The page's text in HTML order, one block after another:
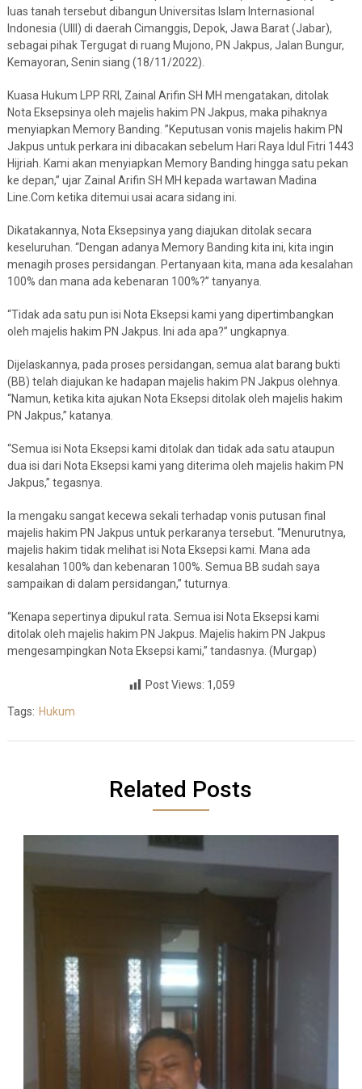
luas tanah tersebut dibangun Universitas Islam Internasional
Indonesia (UIII) di daerah Cimanggis, Depok, Jawa Barat (Jabar),
sebagai pihak Tergugat di ruang Mujono, PN Jakpus, Jalan Bungur,
Kemayoran, Senin siang (18/11/2022).
Kuasa Hukum LPP RRI, Zainal Arifin SH MH mengatakan, ditolak
Nota Eksepsinya oleh majelis hakim PN Jakpus, maka pihaknya
menyiapkan Memory Banding. ”Keputusan vonis majelis hakim PN
Jakpus untuk perkara ini dibacakan sebelum Hari Raya Idul Fitri 1443
Hijriah. Kami akan menyiapkan Memory Banding hingga satu pekan
ke depan,” ujar Zainal Arifin SH MH kepada wartawan Madina
Line.Com ketika ditemui usai acara sidang ini.
Dikatakannya, Nota Eksepsinya yang diajukan ditolak secara
keseluruhan. “Dengan adanya Memory Banding kita ini, kita ingin
menagih proses persidangan. Pertanyaan kita, mana ada kesalahan
100% dan mana ada kebenaran 100%?” tanyanya.
“Tidak ada satu pun isi Nota Eksepsi kami yang dipertimbangkan
oleh majelis hakim PN Jakpus. Ini ada apa?” ungkapnya.
Dijelaskannya, pada proses persidangan, semua alat barang bukti
(BB) telah diajukan ke hadapan majelis hakim PN Jakpus olehnya.
“Namun, ketika kita ajukan Nota Eksepsi ditolak oleh majelis hakim
PN Jakpus,” katanya.
“Semua isi Nota Eksepsi kami ditolak dan tidak ada satu ataupun
dua isi dari Nota Eksepsi kami yang diterima oleh majelis hakim PN
Jakpus,” tegasnya.
Ia mengaku sangat kecewa sekali terhadap vonis putusan final
majelis hakim PN Jakpus untuk perkaranya tersebut. “Menurutnya,
majelis hakim tidak melihat isi Nota Eksepsi kami. Mana ada
kesalahan 100% dan kebenaran 100%. Semua BB sudah saya
sampaikan di dalam persidangan,” tuturnya.
“Kenapa sepertinya dipukul rata. Semua isi Nota Eksepsi kami
ditolak oleh majelis hakim PN Jakpus. Majelis hakim PN Jakpus
mengesampingkan Nota Eksepsi kami,” tandasnya. (Murgap)
Post Views: 1,059
Tags: Hukum
Related Posts